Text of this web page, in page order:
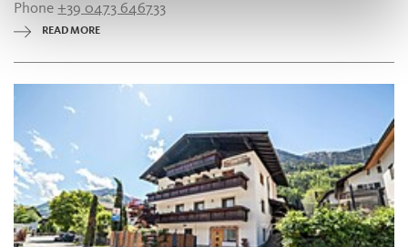
Phone+39 0473 646733
READ MORE